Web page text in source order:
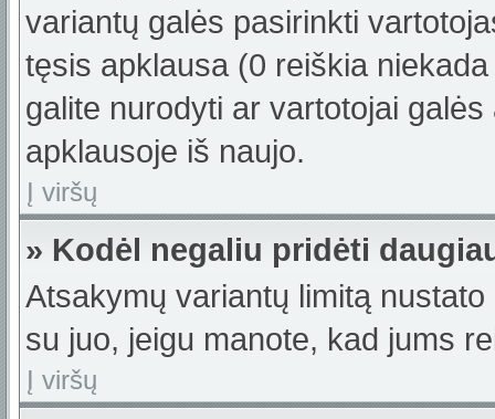
variantų galės pasirinkti
tęsis apklausa (0 reiškia
galite nurodyti ar vartotojai
apklausoje iš naujo.
Į viršų
» Kodėl negaliu pridėti
Atsakymų variantų limitą
su juo, jeigu manote, kad jums
Į viršų